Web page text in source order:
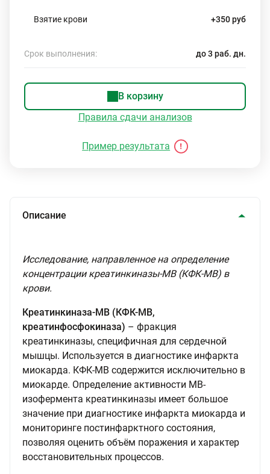
Взятие крови +350 руб
Срок выполнения: до 3 раб. дн.
В корзину
Правила сдачи анализов
Пример результата
Описание
Исследование, направленное на определение
концентрации креатинкиназы-МВ (КФК-МВ) в
крови.
Креатинкиназа-МВ (КФК-МВ,
креатинфосфокиназа) – фракция
креатинкиназы, специфичная для сердечной
мышцы. Используется в диагностике инфаркта
миокарда. КФК-МВ содержится исключительно в
миокарде. Определение активности МВ-
изофермента креатинкиназы имеет большое
значение при диагностике инфаркта миокарда и
мониторинге постинфарктного состояния,
позволяя оценить объём поражения и характер
восстановительных процессов.